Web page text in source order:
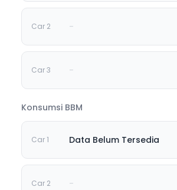
-
-
Konsumsi BBM
Data Belum Tersedia
-